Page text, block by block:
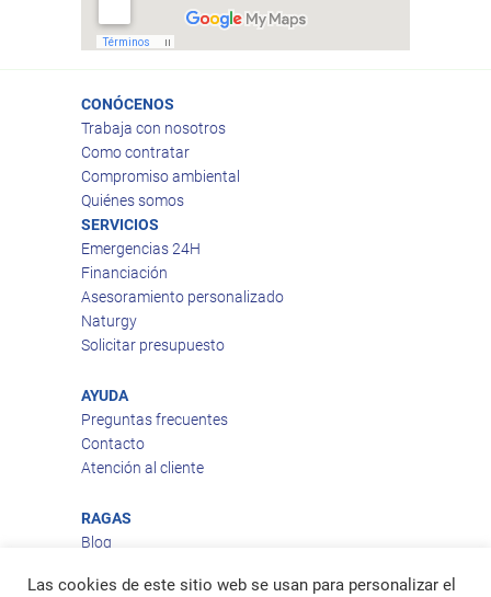
CONÓCENOS
Trabaja con nosotros
Como contratar
Compromiso ambiental
Quiénes somos
SERVICIOS
Emergencias 24H
Financiación
Asesoramiento personalizado
Naturgy
Solicitar presupuesto
AYUDA
Preguntas frecuentes
Contacto
Atención al cliente
RAGAS
Blog
Política de privacidad
Las cookies de este sitio web se usan para personalizar el